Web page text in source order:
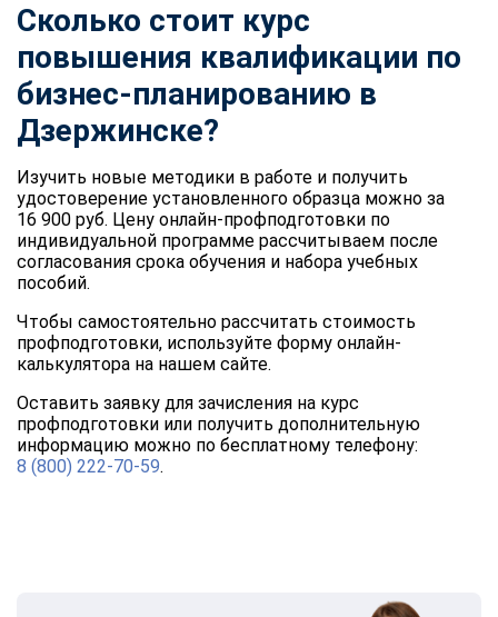
Сколько стоит курс
повышения квалификации по
бизнес-планированию в
Дзержинске?
Изучить новые методики в работе и получить
удостоверение установленного образца можно за
16 900 руб. Цену онлайн-профподготовки по
индивидуальной программе рассчитываем после
согласования срока обучения и набора учебных
пособий.
Чтобы самостоятельно рассчитать стоимость
профподготовки, используйте форму онлайн-
калькулятора на нашем сайте.
Оставить заявку для зачисления на курс
профподготовки или получить дополнительную
информацию можно по бесплатному телефону:
8 (800) 222-70-59.